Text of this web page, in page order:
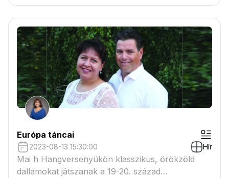
Európa táncai
2023-08-13 15:30:00 Hír
Mai h Hangversenyükön klasszikus, örökzöld
dallamokat játszanak a 19-20. század